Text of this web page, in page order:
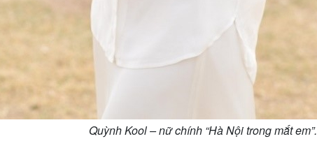
Quỳnh Kool – nữ chính “Hà Nội trong mắt em”.